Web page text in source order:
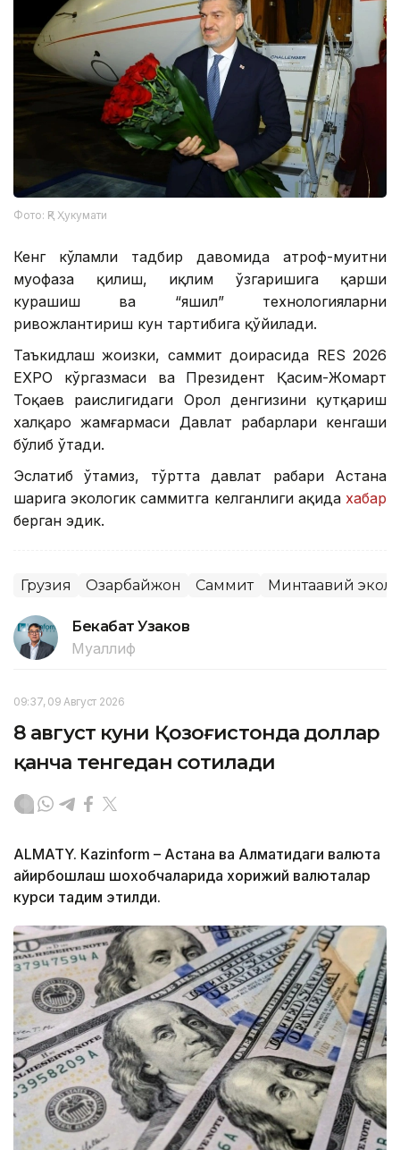
Фото: ҚР Ҳукумати
Кенг кўламли тадбир давомида атроф-муҳитни
муҳофаза қилиш, иқлим ўзгаришига қарши
курашиш ва “яшил” технологияларни
ривожлантириш кун тартибига қўйилади.
Таъкидлаш жоизки, саммит доирасида RES 2026
EXPO кўргазмаси ва Президент Қасим-Жомарт
Тоқаев раислигидаги Орол денгизини қутқариш
халқаро жамғармаси Давлат раҳбарлари кенгаши
бўлиб ўтади.
Эслатиб ўтамиз, тўртта давлат раҳбари Астана
шаҳрига экологик саммитга келганлиги ҳақидахабар
берган эдик.
Грузия Озарбайжон Саммит Минтақавий
Бекабат Узаков
Муаллиф
09:37, 09 Август 2026
8 август куни Қозоғистонда доллар
қанча тенгедан сотилади
ALMATY. Кazinform – Астана ва Алматидаги валюта
айирбошлаш шохобчаларида хорижий валюталар
курси тақдим этилди.